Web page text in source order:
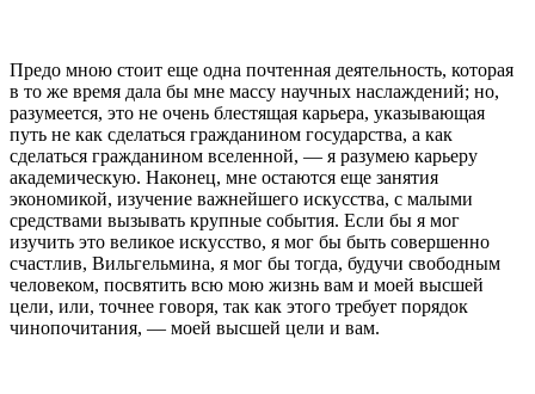
Предо мною стоит еще одна почтенная деятель­ность, которая
в то же время дала бы мне массу на­учных наслаждений; но,
разумеется, это не очень бле­стящая карьера, указывающая
путь не как сделаться гражданином государства, а как
сделаться гражда­нином вселенной, — я разумею карьеру
академическую. Наконец, мне остаются еще занятия
экономикой,­ изучение важнейшего искусства, с малыми
средствами вызывать крупные события. Если бы я мог
изучить это великое искусство, я мог бы быть совершенно
счастлив, Вильгельмина, я мог бы тогда, будучи сво­бодным
человеком, посвятить всю мою жизнь вам и моей высшей
цели, или, точнее говоря, так как этого требует порядок
чинопочитания, — моей высшей цели и вам.